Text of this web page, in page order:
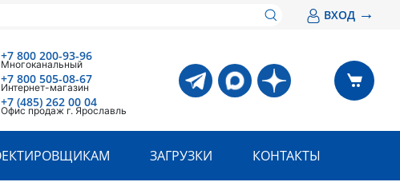
ВХОД →
+7 800 200-93-96
Многоканальный
+7 800 505-08-67
Интернет-магазин
+7 (485) 262 00 04
Офис продаж г. Ярославль
ЗАГРУЗКИ КОНТАКТЫ